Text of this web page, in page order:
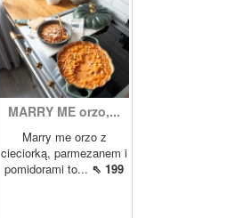
MARRY ME orzo,...
Marry me orzo z
cieciorką, parmezanem i
pomidorami to... ⇖ 199